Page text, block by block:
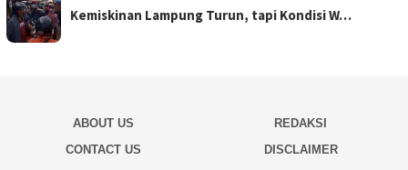
Kemiskinan Lampung Turun, tapi Kondisi W…
ABOUT US
REDAKSI
CONTACT US
DISCLAIMER